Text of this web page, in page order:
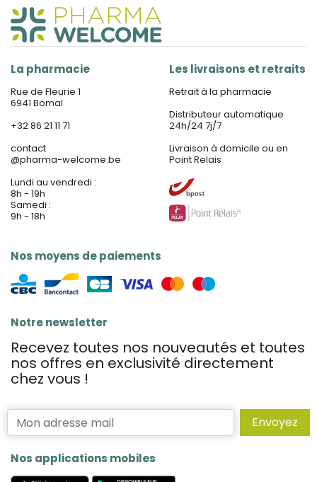
La pharmacie
Rue de Fleurie 1
6941 Bomal
+32 86 21 11 71
contact
@pharma-welcome.be
Lundi au vendredi :
8h - 19h
Samedi :
9h - 18h
Nos moyens de paiements
Les livraisons et retraits
Retrait à la pharmacie
Distributeur automatique
24h/24 7j/7
Livraison à domicile ou en
Point Relais
Notre newsletter
Recevez toutes nos nouveautés et toutes
nos offres en exclusivité directement
chez vous !
Envoyez
Nos applications mobiles